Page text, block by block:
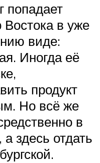
попадает
в уже
виде:
Иногда её
продукт
Но всё же
в
здесь отдать